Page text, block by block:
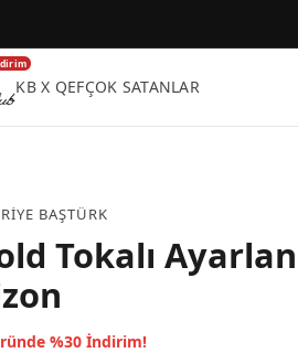
KB X QEFÇOK SATANLAR
BAŞTÜRK
Tokalı
%30 İndirim!